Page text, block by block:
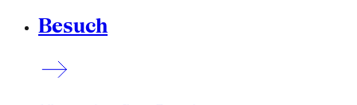
Besuch